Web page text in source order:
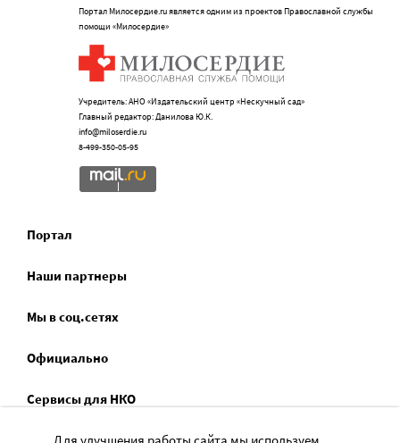
Портал Милосердие.ru является одним из проектов Православной службы
помощи «Милосердие»
Учредитель: АНО «Издательский центр «Нескучный сад»
Главный редактор: Данилова Ю.К.
info@miloserdie.ru
8-499-350-05-95
Портал
Наши партнеры
Мы в соц.сетях
Официально
Сервисы для НКО
Спецпроекты